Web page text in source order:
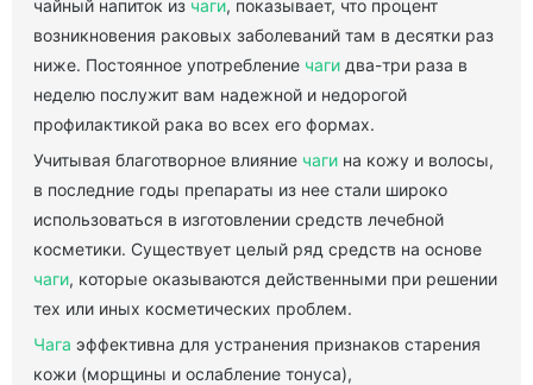
чайный напиток из чаги, показывает, что процент
возникновения раковых заболеваний там в десятки раз
ниже. Постоянное употребление чаги два-три раза в
неделю послужит вам надежной и недорогой
профилактикой рака во всех его формах.
Учитывая благотворное влияние чаги на кожу и волосы,
в последние годы препараты из нее стали широко
использоваться в изготовлении средств лечебной
косметики. Существует целый ряд средств на основе
чаги, которые оказываются действенными при решении
тех или иных косметических проблем.
Чага эффективна для устранения признаков старения
кожи (морщины и ослабление тонуса),